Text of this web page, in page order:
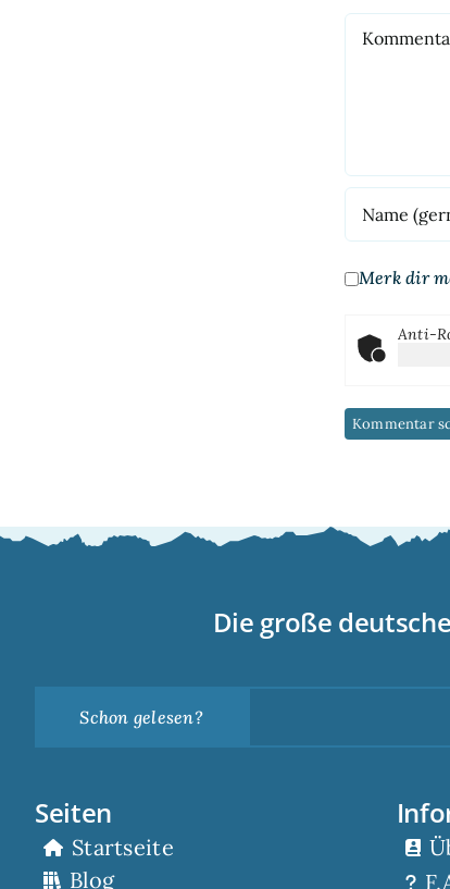
Merk dir
Anti-
Die große
Schon gelesen?
Seiten
Startseite
Blog